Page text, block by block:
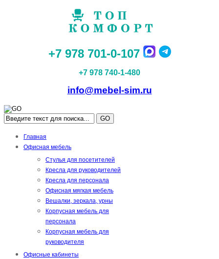
+7 978 701-0-107
+7 978 740-1-480
info@mebel-sim.ru
GO
Главная
Офисная мебель
Стулья для посетителей
Кресла для руководителей
Кресла для персонала
Офисная мягкая мебель
Вешалки, зеркала, урны
Корпусная мебель для
персонала
Корпусная мебель для
руководителя
Офисные кабинеты